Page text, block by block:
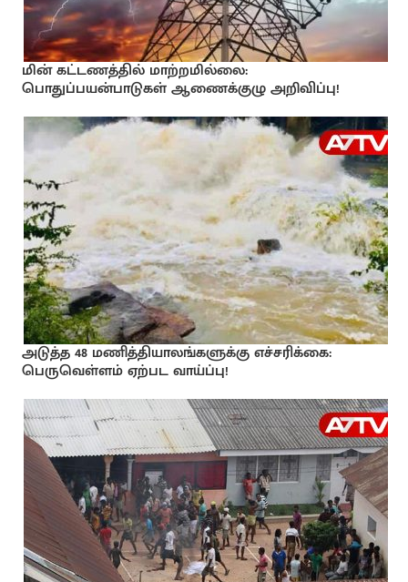
மின் கட்டணத்தில் மாற்றமில்லை:
பொதுப்பயன்பாடுகள் ஆணைக்குழு அறிவிப்பு!
அடுத்த 48 மணித்தியாலங்களுக்கு எச்சரிக்கை:
பெருவெள்ளம் ஏற்பட வாய்ப்பு!